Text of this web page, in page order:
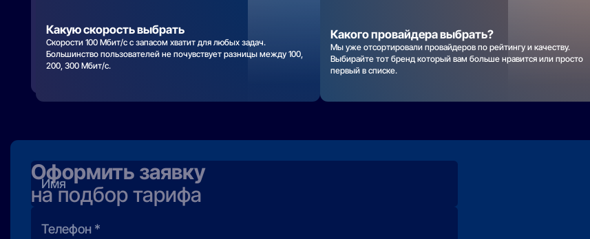
Какую скорость выбрать
Скорости 100 Мбит/с с запасом хватит для любых задач.
Большинство пользователей не почувствует разницы между 100,
200, 300 Мбит/с.
Какого провайдера выбрать?
Мы уже отсортировали провайдеров по рейтингу и качеству.
Выбирайте тот бренд который вам больше нравится или просто
первый в списке.
Оформить заявку
на подбор тарифа